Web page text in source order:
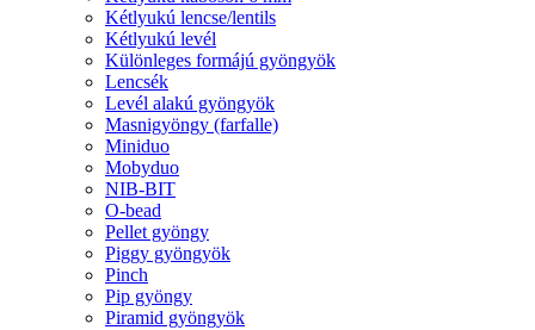
Kétlyukú lencse/lentils
Kétlyukú levél
Különleges formájú gyöngyök
Lencsék
Levél alakú gyöngyök
Masnigyöngy (farfalle)
Miniduo
Mobyduo
NIB-BIT
O-bead
Pellet gyöngy
Piggy gyöngyök
Pinch
Pip gyöngy
Piramid gyöngyök